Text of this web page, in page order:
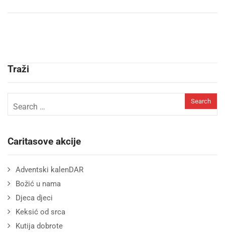
Traži
Caritasove akcije
Adventski kalenDAR
Božić u nama
Djeca djeci
Keksić od srca
Kutija dobrote